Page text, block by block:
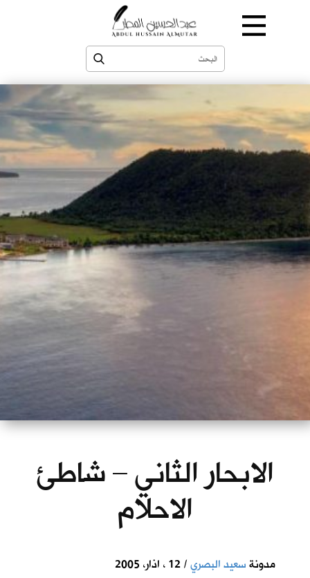
الابحار الثاني – شاطئ
الاحلام
مدونةسعيد البصري/ 12 ، اذار، 2005